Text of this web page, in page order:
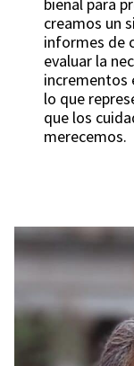
creamos un
informes de
evaluar la
incrementos
lo que
que los
merecemos.